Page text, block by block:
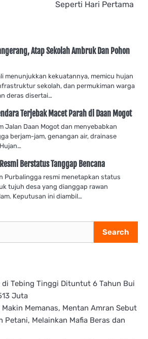
Seperti Hari Pertama
Atap Sekolah Ambruk Dan Pohon
menunjukkan kekuatannya, memicu hujan
sekolah, dan permukiman warga
deras disertai…
Terjebak Macet Parah di Daan Mogot
Jalan Daan Mogot dan menyebabkan
berjam-jam, genangan air, drainase
Berstatus Tanggap Bencana
Purbalingga resmi menetapkan status
tujuh desa yang dianggap rawan
Keputusan ini diambil…
Search
di Tebing Tinggi Dituntut 6 Tahun Bui
Juta
Memanas, Mentan Amran Sebut
Petani, Melainkan Mafia Beras dan